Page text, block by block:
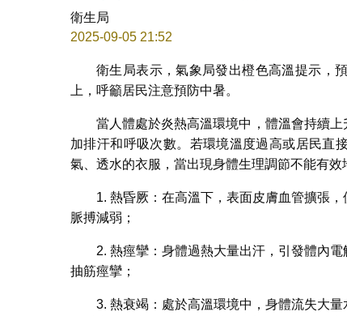
衛生局
2025-09-05 21:52
衛生局表示，氣象局發出橙色高溫提示，
上，呼籲居民注意預防中暑。
當人體處於炎熱高溫環境中，體溫會持續
加排汗和呼吸次數。若環境溫度過高或居民直
氣、透水的衣服，當出現身體生理調節不能有
1. 熱昏厥：在高溫下，表面皮膚血管擴張
脈搏減弱；
2. 熱痙攣：身體過熱大量出汗，引發體內
抽筋痙攣；
3. 熱衰竭：處於高溫環境中，身體流失大